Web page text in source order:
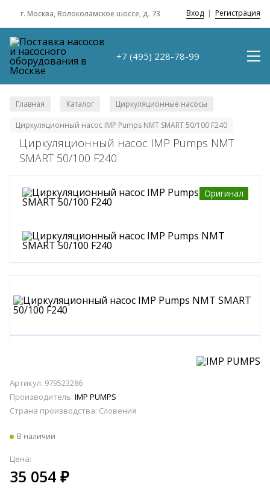
г. Москва, Волоколамское шоссе, д. 73 Вход | Регистрация
+7 (495) 228-78-99
Главная Каталог Циркуляционные насосы
Циркуляционный насос IMP Pumps NMT SMART 50/100 F240
Циркуляционный насос IMP Pumps NMT
SMART 50/100 F240
Оригинал
Артикул: 979523286
Производитель: IMP PUMPS
Страна производства: Словения
В наличии
Цена:
35 054 ₽